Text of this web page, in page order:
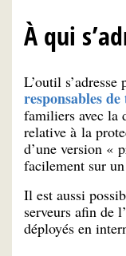
À qui
L’outil
responsables
familiers avec la
relative à la
d’une version «
facilement sur
Il est aussi
serveurs afin de
déployés en